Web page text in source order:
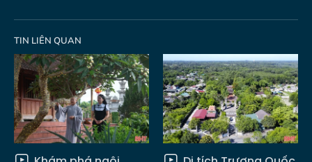
TIN LIÊN QUAN